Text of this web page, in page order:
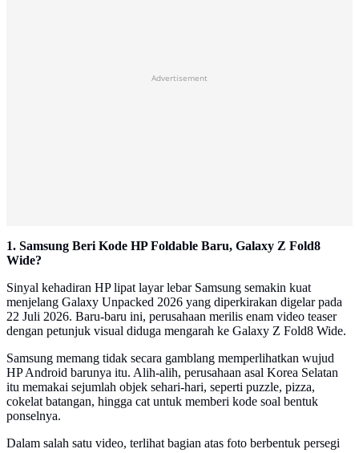
Advertisement
1. Samsung Beri Kode HP Foldable Baru, Galaxy Z Fold8
Wide?
Sinyal kehadiran HP lipat layar lebar Samsung semakin kuat
menjelang Galaxy Unpacked 2026 yang diperkirakan digelar pada
22 Juli 2026. Baru-baru ini, perusahaan merilis enam video teaser
dengan petunjuk visual diduga mengarah ke Galaxy Z Fold8 Wide.
Samsung memang tidak secara gamblang memperlihatkan wujud
HP Android barunya itu. Alih-alih, perusahaan asal Korea Selatan
itu memakai sejumlah objek sehari-hari, seperti puzzle, pizza,
cokelat batangan, hingga cat untuk memberi kode soal bentuk
ponselnya.
Dalam salah satu video, terlihat bagian atas foto berbentuk persegi